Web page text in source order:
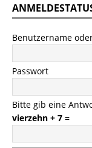
Benutzername
Passwort
Bitte gib eine
vierzehn + 7 =